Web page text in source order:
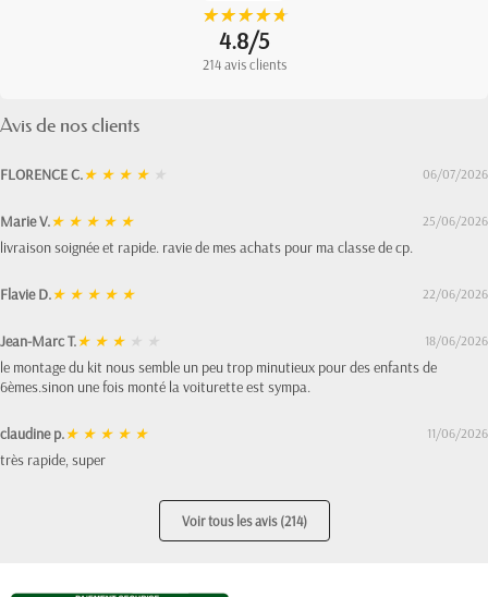
★
★★
★★
★★
★★
★
4.8/5
214 avis clients
Avis de nos clients
FLORENCE C.★ ★ ★ ★ ★ 06/07/2026
Marie V.★ ★ ★ ★ ★ 25/06/2026
livraison soignée et rapide. ravie de mes achats pour ma classe de cp.
Flavie D.★ ★ ★ ★ ★ 22/06/2026
Jean-Marc T.★ ★ ★ ★ ★ 18/06/2026
le montage du kit nous semble un peu trop minutieux pour des enfants de
6èmes.sinon une fois monté la voiturette est sympa.
claudine p.★ ★ ★ ★ ★ 11/06/2026
très rapide, super
Voir tous les avis (214)